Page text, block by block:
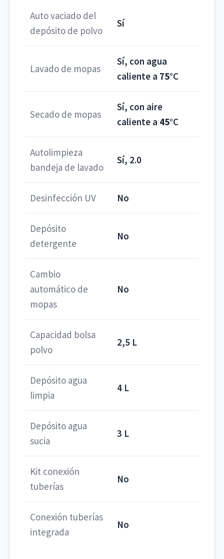
Auto vaciado del
depósito de polvo
Sí
Lavado de mopas
Sí, con agua
caliente a 75°C
Secado de mopas
Sí, con aire
caliente a 45°C
Autolimpieza
bandeja de lavado
Sí, 2.0
Desinfección UV No
Depósito
detergente
No
Cambio
automático de
mopas
No
Capacidad bolsa
polvo
2,5 L
Depósito agua
limpia
4 L
Depósito agua
sucia
3 L
Kit conexión
tuberías
No
Conexión tuberías
integrada
No